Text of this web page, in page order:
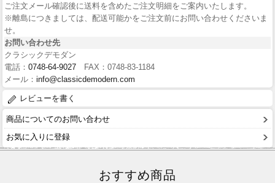
ご注文メール確認後に送料を含めたご注文明細をご案内いたします。
※離島につきましては、配送可能かをご注文前にお問い合わせくださいま
せ。
お問い合わせ先
クラシックデモダン
電話： 0748-64-9027 FAX：0748-83-1184
メール： info@classicdemodern.com
レビューを書く
商品についてのお問い合わせ
お気に入りに登録
おすすめ商品